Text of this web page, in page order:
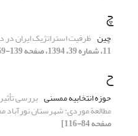
چ
چین ظرفیت استراتژیک ایران
11، شماره 39، 1394، صفحه 139-169]
ح
حوزه انتخابیه ممسنی بررسی
مطالعة موردی: شهرستان نورآباد
صفحه 84-116]